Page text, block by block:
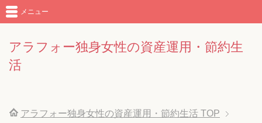
アラフォー独身女性の資産運用・節約生
活
メニュー
アラフォー独身女性の資産運用・節約生活 TOP